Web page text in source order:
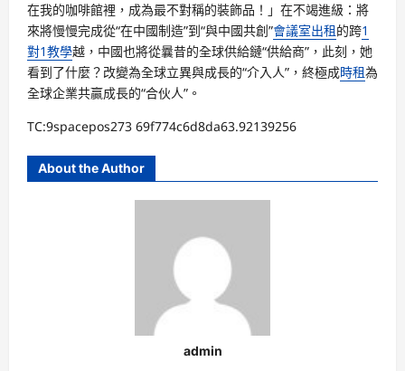
在我的咖啡館裡，成為最不對稱的裝飾品！」在不竭進級：將
來將慢慢完成從“在中國制造”到“與中國共創”會議室出租的跨1
對1教學越，中國也將從曩昔的全球供給鏈“供給商”，此刻，她
看到了什麼？改變為全球立異與成長的“介入人”，終極成時租為
全球企業共贏成長的“合伙人”。
TC:9spacepos273 69f774c6d8da63.92139256
About the Author
admin